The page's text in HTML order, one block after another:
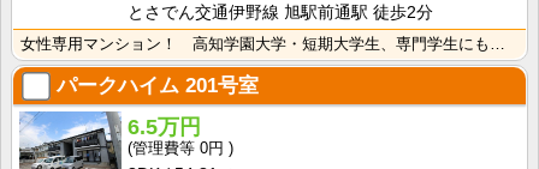
とさでん交通伊野線 旭駅前通駅 徒歩2分
パークハイム 201号室
6.5万円
0円